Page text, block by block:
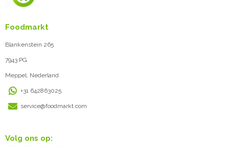
Foodmarkt
Blankenstein 265
7943 PG
Meppel, Nederland
+31 642863025
service@foodmarkt.com
Volg ons op: